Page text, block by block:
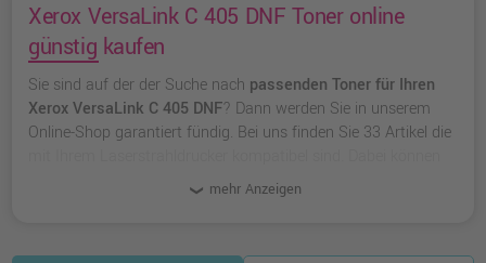
Xerox VersaLink C 405 DNF Toner online
günstig kaufen
Sie sind auf der der Suche nach passenden Toner für Ihren
Xerox VersaLink C 405 DNF? Dann werden Sie in unserem
Online-Shop garantiert fündig. Bei uns finden Sie 33 Artikel die
originalen Toner von Xerox wählen oder zu
mehr Anzeigen